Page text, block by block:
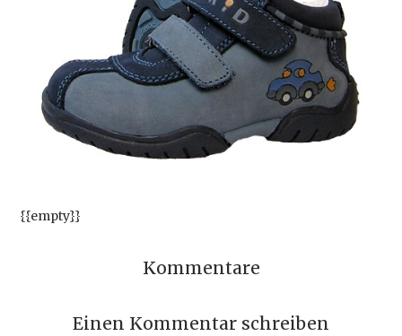
{{empty}}
Kommentare
Einen Kommentar schreiben